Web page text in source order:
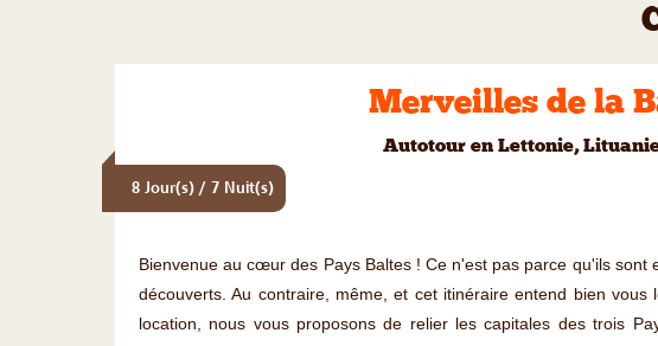
Merveilles de la
Autotour en Lettonie,
8 Jour(s) / 7 Nuit(s)
Bienvenue au cœur des Pays Baltes ! Ce n'est pas parce qu'ils
découverts. Au contraire, même, et cet itinéraire entend bien
location, nous vous proposons de relier les capitales des trois